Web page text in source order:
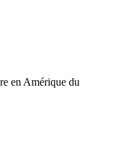
en Amérique du